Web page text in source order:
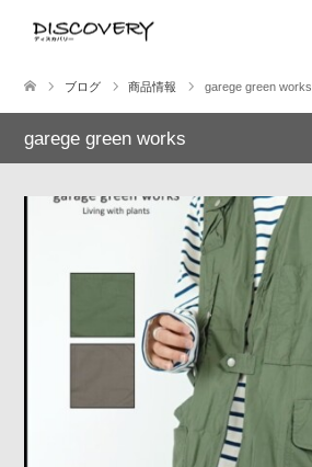
ブログ 商品情報 garege green works
garege green works